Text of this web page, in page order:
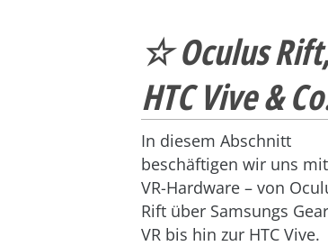
☆ Oculus
HTC Vive &
In diesem Abschnitt
beschäftigen wir uns mit
VR-Hardware – von
Rift über Samsungs Gear
VR bis hin zur HTC Vive.